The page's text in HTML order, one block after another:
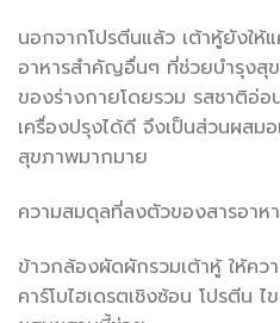
นอกจากโปรตีนแล้ว เต้าหู้ยังให้
อาหารสำคัญอื่นๆ ที่ช่วยบำรุงสุ
ของร่างกายโดยรวม รสชาติอ่อ
เครื่องปรุงได้ดี จึงเป็นส่วนผสม
สุขภาพมากมาย
ความสมดุลที่ลงตัวของสารอาห
ข้าวกล้องผัดผักรวมเต้าหู้ ให้ค
คาร์โบไฮเดรตเชิงซ้อน โปรตีน